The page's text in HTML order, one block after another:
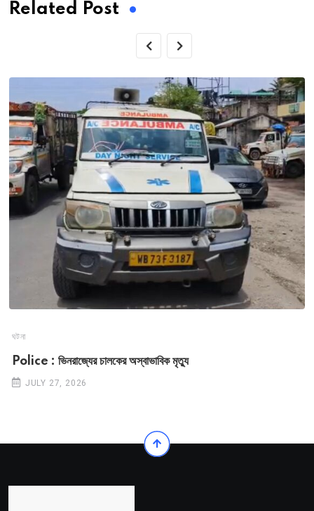
Related Post
ঘটনা
Police : ভিনরাজ্যের চালকের অস্বাভাবিক মৃত্যু
JULY 27, 2026